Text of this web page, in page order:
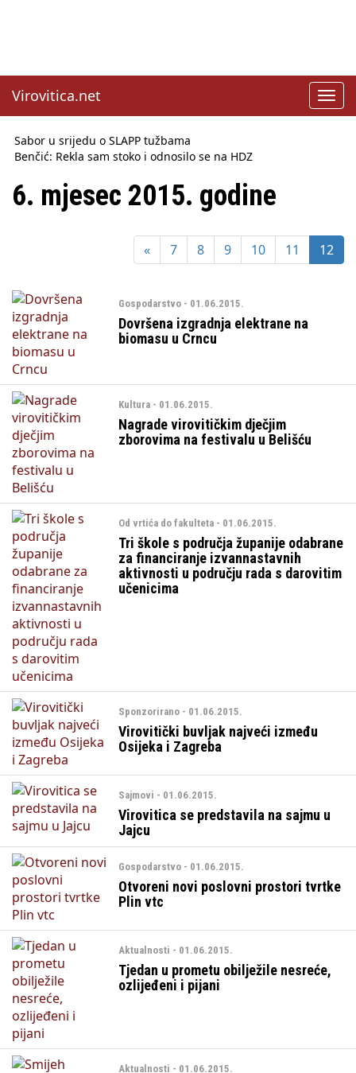
Virovitica.net
Sabor u srijedu o SLAPP tužbama
Benčić: Rekla sam stoko i odnosilo se na HDZ
godine
Sindikati traže zaštitu plaća od inflacije, Ćorić pregovore
Državni tajnik Rukavina: Hrvatska ima 3,6 milijuna birača
HŽ Infrastruktura: Nesreće na željezničkim prijelazima
bar Coco Choco
6. mjesec 2015. godine
« 7 8 9 10 11 12
Gospodarstvo - 01.06.2015.
Dovršena izgradnja elektrane na
biomasu u Crncu
Kultura - 01.06.2015.
Nagrade virovitičkim dječjim
zborovima na festivalu u Belišću
Od vrtića do fakulteta - 01.06.2015.
Tri škole s područja županije odabrane
za financiranje izvannastavnih
aktivnosti u području rada s darovitim
učenicima
Sponzorirano - 01.06.2015.
Virovitički buvljak najveći između
Osijeka i Zagreba
Sajmovi - 01.06.2015.
Virovitica se predstavila na sajmu u
Jajcu
Gospodarstvo - 01.06.2015.
Otvoreni novi poslovni prostori tvrtke
Plin vtc
Aktualnosti - 01.06.2015.
Tjedan u prometu obilježile nesreće,
ozlijeđeni i pijani
Aktualnosti - 01.06.2015.